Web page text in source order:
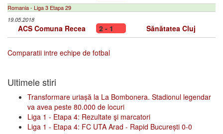
Romania - Liga 3 Etapa 29
19.05.2018
ACS Comuna Recea 2 - 1 Sănătatea Cluj
Comparatii intre echipe de fotbal
Ultimele stiri
Transformare uriașă la La Bombonera. Stadionul legendar
va avea peste 80.000 de locuri
Liga 1 - Etapa 4: Rezultate şi marcatori
Liga 1 - Etapa 4: FC UTA Arad - Rapid București 0-0